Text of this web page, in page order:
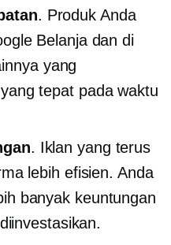
. Produk Anda
Belanja dan di
yang
tepat pada waktu
. Iklan yang terus
lebih efisien. Anda
banyak keuntungan